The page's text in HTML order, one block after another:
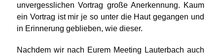
unvergesslichen Vortrag große Anerkennung. Kaum
ein Vortrag ist mir je so unter die Haut gegangen und
in Erinnerung geblieben, wie dieser.
Nachdem wir nach Eurem Meeting Lauterbach auch